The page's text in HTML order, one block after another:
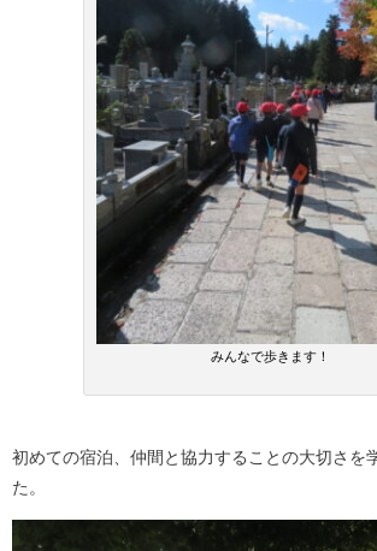
みんなで歩きます！
初めての宿泊、仲間と協力することの大切さを
た。